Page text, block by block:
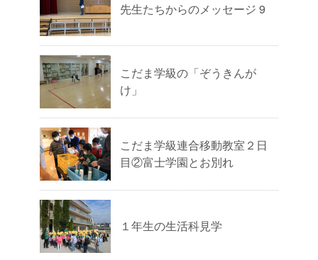
先生たちからのメッセージ 9
こだま学級の「ぞうきんが
け」
こだま学級連合移動教室２日
目②富士学園とお別れ
１年生の生活科見学